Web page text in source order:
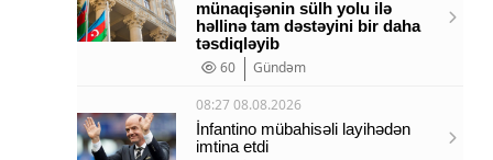
münaqişənin sülh yolu ilə
həllinə tam dəstəyini bir daha
təsdiqləyib
60
Gündəm
08:27 08.08.2026
İnfantino mübahisəli layihədən
imtina etdi